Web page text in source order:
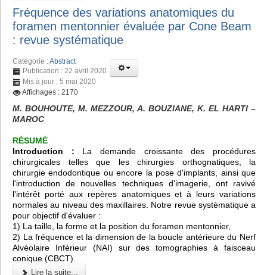
Fréquence des variations anatomiques du
foramen mentonnier évaluée par Cone Beam
: revue systématique
Catégorie :Abstract
Publication : 22 avril 2020
Mis à jour : 5 mai 2020
Affichages : 2170
M. BOUHOUTE, M. MEZZOUR, A. BOUZIANE, K. EL HARTI –
MAROC
RÉSUMÉ
Introduction : La demande croissante des procédures
chirurgicales telles que les chirurgies orthognatiques, la
chirurgie endodontique ou encore la pose d'implants, ainsi que
l'introduction de nouvelles techniques d'imagerie, ont ravivé
l'intérêt porté aux repères anatomiques et à leurs variations
normales au niveau des maxillaires. Notre revue systématique a
pour objectif d'évaluer :
1) La taille, la forme et la position du foramen mentonnier,
2) La fréquence et la dimension de la boucle antérieure du Nerf
Alvéolaire Inférieur (NAI) sur des tomographies à faisceau
conique (CBCT).
Lire la suite...